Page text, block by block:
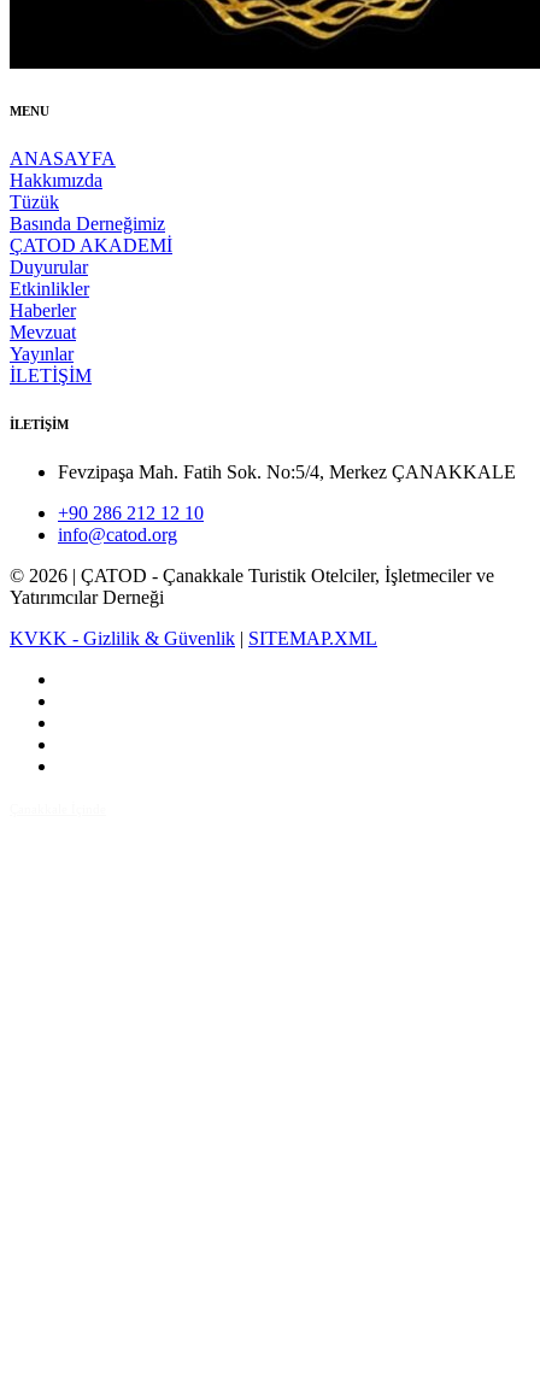
MENU
ANASAYFA
Hakkımızda
Tüzük
Basında Derneğimiz
ÇATOD AKADEMİ
Duyurular
Etkinlikler
Haberler
Mevzuat
Yayınlar
İLETİŞİM
İLETİŞİM
Fevzipaşa Mah. Fatih Sok. No:5/4, Merkez ÇANAKKALE
+90 286 212 12 10
info@catod.org
© 2026 | ÇATOD - Çanakkale Turistik Otelciler, İşletmeciler ve
Yatırımcılar Derneği
KVKK - Gizlilik & Güvenlik | SITEMAP.XML